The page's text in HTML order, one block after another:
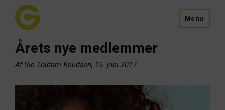
Menu
Årets nye medlemmer
Af Rie Toldam Knudsen, 15. juni 2017